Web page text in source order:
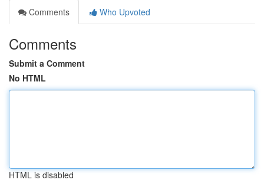
Comments
Who Upvoted
Comments
Submit a Comment
No HTML
HTML is disabled